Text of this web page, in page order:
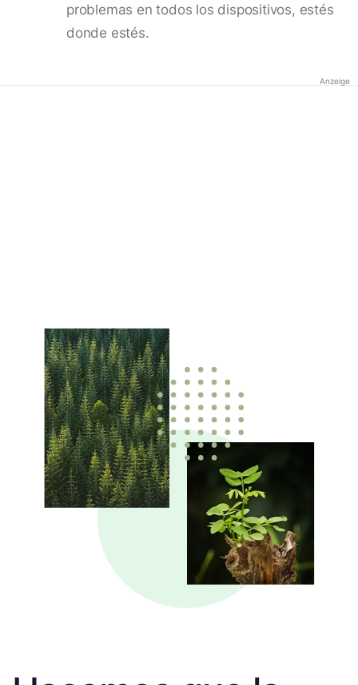
problemas en todos los dispositivos, estés
donde estés.
Anzeige